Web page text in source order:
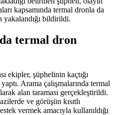
kapsamında termal dronla da
bildirildi.
termal dron
ekipler, şüphelinin kaçtığı
Arama çalışmalarında termal
alan taraması gerçekleştirildi.
ve görüşün kısıtlı
vermek amacıyla kullanıldığı